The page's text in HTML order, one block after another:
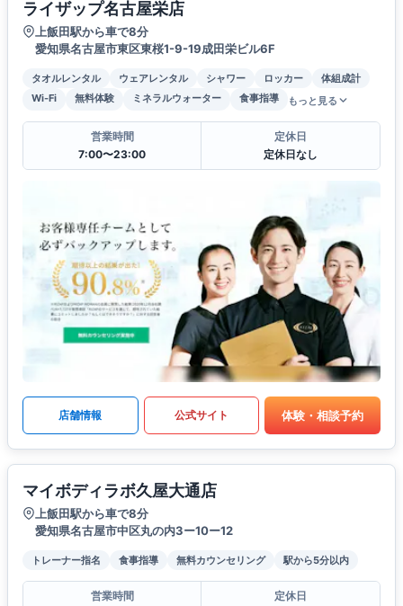
ライザップ名古屋栄店
上飯田駅から車で8分
愛知県名古屋市東区東桜1-9-19成田栄ビル6F
タオルレンタル ウェアレンタル シャワー ロッカー
体組成計
Wi-Fi
無料体験 ミネラルウォーター 食事指導 もっと見る
営業時間
7:00〜23:00
定休日
定休日なし
店舗情報 公式サイト 体験・相談予約
マイボディラボ久屋大通店
上飯田駅から車で8分
愛知県名古屋市中区丸の内3ー10ー12
トレーナー指名 食事指導 無料カウンセリング 駅から5分以内
営業時間
定休日